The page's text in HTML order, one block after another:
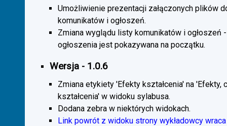
Umożliwienie prezentacji załączonych plików
komunikatów i ogłoszeń.
Zmiana wyglądu listy komunikatów i ogłoszeń
ogłoszenia jest pokazywana na początku.
Wersja - 1.0.6
Zmiana etykiety 'Efekty kształcenia' na 'Efekty,
kształcenia' w widoku sylabusa.
Dodana zebra w niektórych widokach.
Link powrót z widoku strony wykładowcy